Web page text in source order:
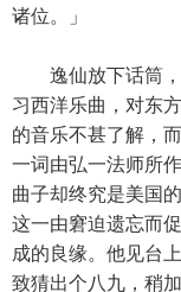
诸位。」
逸仙放下话筒，
习西洋乐曲，对东方
的音乐不甚了解，
一词由弘一法师所作
曲子却终究是美国
这一由窘迫遗忘而促
成的良缘。他见台
致猜出个八九，稍加